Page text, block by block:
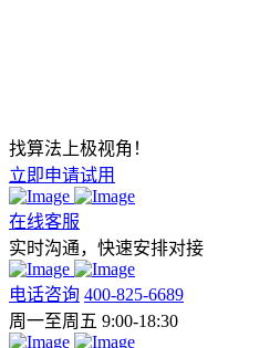
找算法上极视角！
立即申请试用
在线客服
实时沟通，快速安排对接
电话咨询 400-825-6689
周一至周五 9:00-18:30